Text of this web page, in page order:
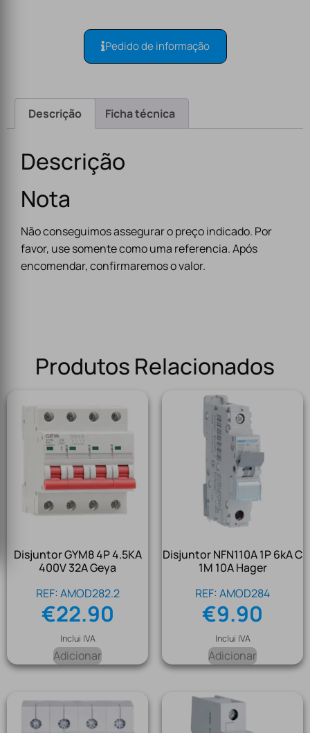
Pedido de informação
Descrição Ficha técnica
Descrição
Nota
Não conseguimos assegurar o preço indicado. Por
favor, use somente como uma referencia. Após
encomendar, confirmaremos o valor.
Produtos Relacionados
Disjuntor GYM8 4P 4.5KA
400V 32A Geya
REF: AMOD282.2
€22.90
Inclui IVA
Adicionar
Disjuntor NFN110A 1P 6kA C
1M 10A Hager
REF: AMOD284
€9.90
Inclui IVA
Adicionar